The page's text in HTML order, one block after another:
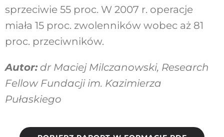
sprzeciwie 55 proc. W 2007 r. operacje
miała 15 proc. zwolenników wobec aż 81
proc. przeciwników.
Autor:dr Maciej Milczanowski, Research
Fellow Fundacji im. Kazimierza
Pułaskiego